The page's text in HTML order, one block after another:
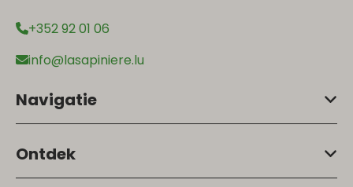
+352 92 01 06
info@lasapiniere.lu
Navigatie
Ontdek